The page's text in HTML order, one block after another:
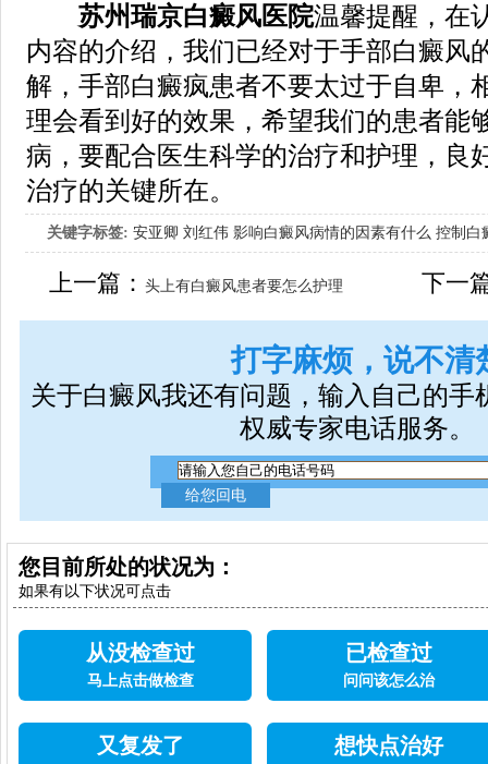
苏州瑞京白癜风医院温馨提醒，在
内容的介绍，我们已经对于手部白癜风
解，手部白癜疯患者不要太过于自卑，
理会看到好的效果，希望我们的患者能
病，要配合医生科学的治疗和护理，良
治疗的关键所在。
关键字标签: 安亚卿 刘红伟 影响白癜风病情的因素有什么 控制白
女生应该如何治疗呢
上一篇：头上有白癜风患者要怎么护理 下一
打字麻烦，说不清
关于白癜风我还有问题，输入自己的手
权威专家电话服务。
您目前所处的状况为：
如果有以下状况可点击
从没检查过
马上点击做检查
已检查过
问问该怎么治
又复发了 想快点治好